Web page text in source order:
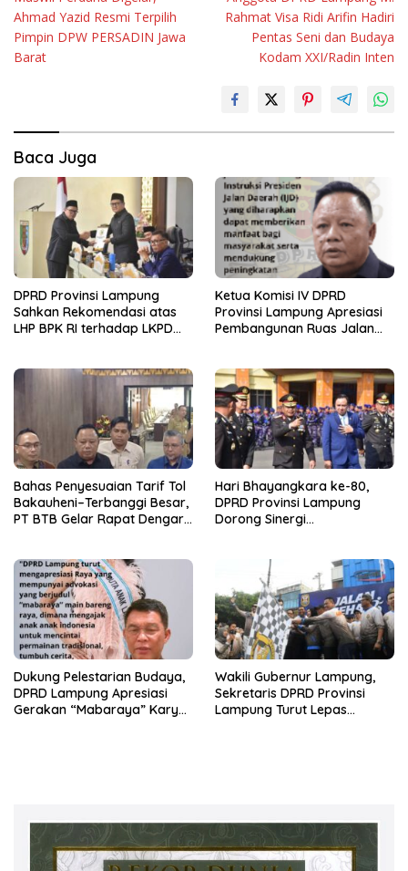
Ahmad Yazid Resmi Terpilih
Pimpin DPW PERSADIN Jawa
Barat
Rahmat Visa Ridi Arifin Hadiri
Pentas Seni dan Budaya
Kodam XXI/Radin Inten
Baca Juga
DPRD Provinsi Lampung
Sahkan Rekomendasi atas
LHP BPK RI terhadap LKPD
2025
Ketua Komisi IV DPRD
Provinsi Lampung Apresiasi
Pembangunan Ruas Jalan
Bahas Penyesuaian Tarif Tol
Bakauheni–Terbanggi Besar,
PT BTB Gelar Rapat Dengar
Hari Bhayangkara ke-80,
DPRD Provinsi Lampung
Dorong Sinergi
Dukung Pelestarian Budaya,
DPRD Lampung Apresiasi
Gerakan “Mabaraya” Karya
Wakili Gubernur Lampung,
Sekretaris DPRD Provinsi
Lampung Turut Lepas